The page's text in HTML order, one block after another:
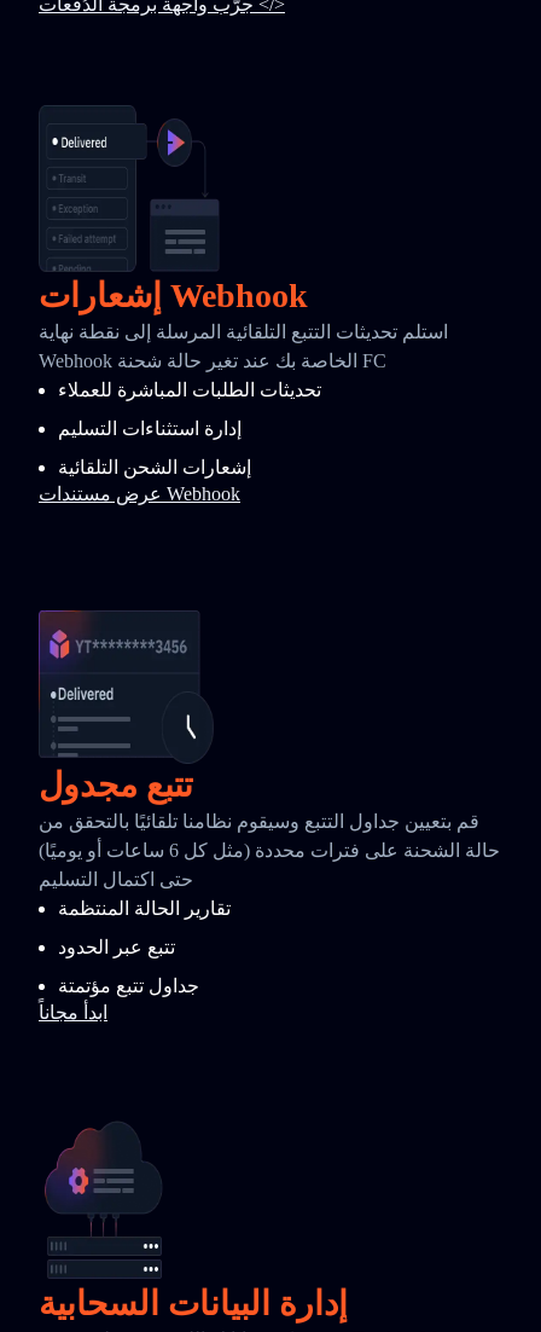
جرّب واجهة برمجة الدُفعات </>
إشعارات Webhook
استلم تحديثات التتبع التلقائية المرسلة إلى نقطة نهاية
Webhook الخاصة بك عند تغير حالة شحنة FC
تحديثات الطلبات المباشرة للعملاء
إدارة استثناءات التسليم
إشعارات الشحن التلقائية
عرض مستندات Webhook
تتبع مجدول
قم بتعيين جداول التتبع وسيقوم نظامنا تلقائيًا بالتحقق من
حالة الشحنة على فترات محددة (مثل كل 6 ساعات أو يوميًا)
حتى اكتمال التسليم
تقارير الحالة المنتظمة
تتبع عبر الحدود
جداول تتبع مؤتمتة
ابدأ مجاناً
إدارة البيانات السحابية